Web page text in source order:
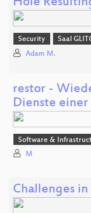
Security Saal
Adam M.
restor -
Dienste
Software &
M
Challenges